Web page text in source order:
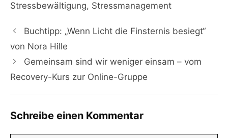
Stressbewältigung, Stressmanagement
Buchtipp: „Wenn Licht die Finsternis besiegt“
von Nora Hille
Gemeinsam sind wir weniger einsam – vom
Recovery-Kurs zur Online-Gruppe
Schreibe einen Kommentar